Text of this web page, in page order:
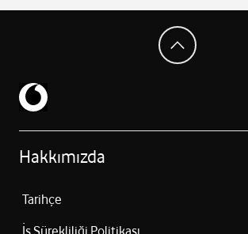
Hakkımızda
Tarihçe
İş Sürekliliği Politikası